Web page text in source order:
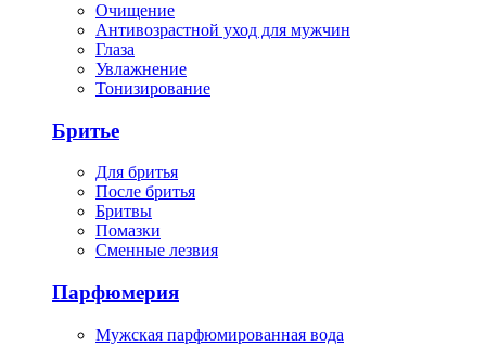
Очищение
Антивозрастной уход для мужчин
Глаза
Увлажнение
Тонизирование
Бритье
Для бритья
После бритья
Бритвы
Помазки
Сменные лезвия
Парфюмерия
Мужская парфюмированная вода